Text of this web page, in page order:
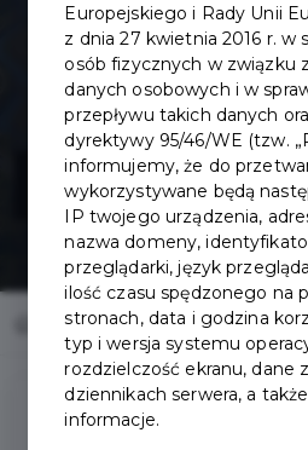
Cyfrowa
Home Fundusze zewnętrzne
Europejskiego i Rady Unii
z dnia 27 kwietnia 2016 r. w
osób fizycznych w związku
danych osobowych i w
przepływu takich danych
dyrektywy 95/46/WE (tzw.
informujemy, że do
wykorzystywane będą
IP twojego urządzenia,
nazwa domeny,
przeglądarki, język
ilość czasu spędzonego na
stronach, data i godzina
typ i wersja systemu
rozdzielczość ekranu, dane
dziennikach serwera, a
informacje.